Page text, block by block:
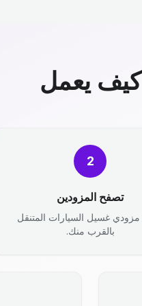
كيف يعمل
2
تصفح المزودين
غسيل السيارات المتنقل
بالقرب منك.